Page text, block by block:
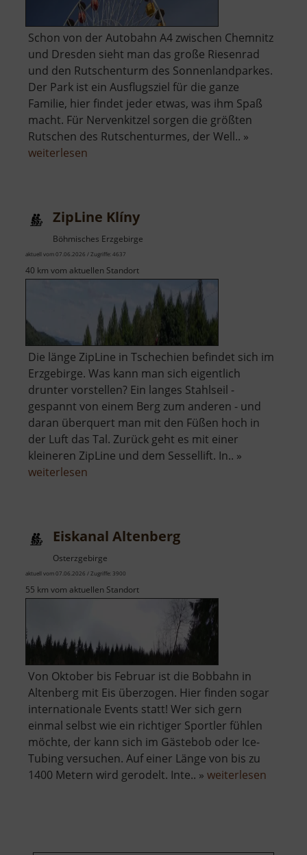
Schon von der Autobahn A4 zwischen Chemnitz
und Dresden sieht man das große Riesenrad
und den Rutschenturm des Sonnenlandparkes.
Der Park ist ein Ausflugsziel für die ganze
Familie, hier findet jeder etwas, was ihm Spaß
macht. Für Nervenkitzel sorgen die größten
Rutschen des Rutschenturmes, der Well.. »
weiterlesen
ZipLine Klíny
Böhmisches Erzgebirge
aktuell vom 07.06.2026 / Zugriffe: 4637
40 km vom aktuellen Standort
Die länge ZipLine in Tschechien befindet sich im
Erzgebirge. Was kann man sich eigentlich
drunter vorstellen? Ein langes Stahlseil -
gespannt von einem Berg zum anderen - und
daran überquert man mit den Füßen hoch in
der Luft das Tal. Zurück geht es mit einer
kleineren ZipLine und dem Sessellift. In.. »
weiterlesen
Eiskanal Altenberg
Osterzgebirge
aktuell vom 07.06.2026 / Zugriffe: 3900
55 km vom aktuellen Standort
Von Oktober bis Februar ist die Bobbahn in
Altenberg mit Eis überzogen. Hier finden sogar
internationale Events statt! Wer sich gern
einmal selbst wie ein richtiger Sportler fühlen
möchte, der kann sich im Gästebob oder Ice-
Tubing versuchen. Auf einer Länge von bis zu
1400 Metern wird gerodelt. Inte.. » weiterlesen